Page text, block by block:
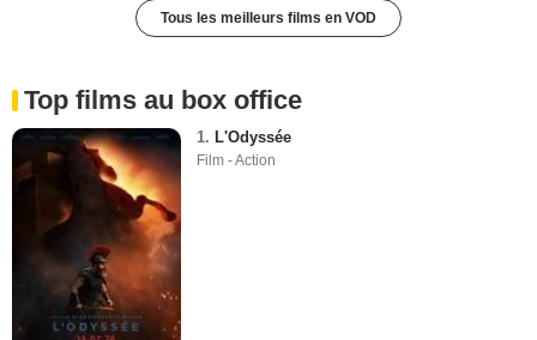
Tous les meilleurs films en VOD
Top films au box office
1. L'Odyssée
Film - Action